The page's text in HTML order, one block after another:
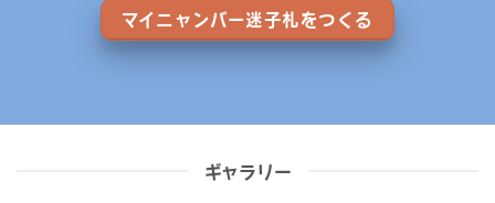
マイニャンバー迷子札をつくる
ギャラリー